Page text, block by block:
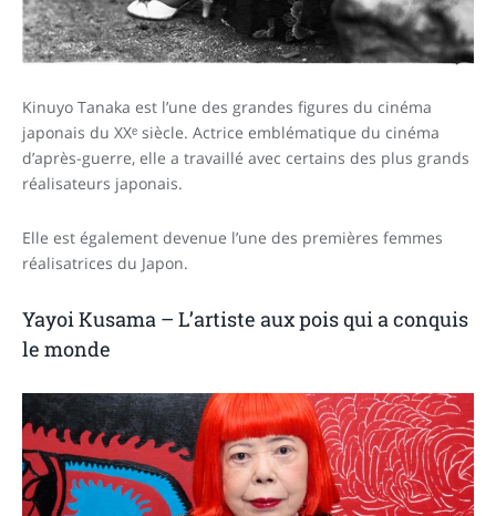
Kinuyo Tanaka est l’une des grandes figures du cinéma
japonais du XXᵉ siècle. Actrice emblématique du cinéma
d’après-guerre, elle a travaillé avec certains des plus grands
réalisateurs japonais.
Elle est également devenue l’une des premières femmes
réalisatrices du Japon.
Yayoi Kusama – L’artiste aux pois qui a conquis
le monde